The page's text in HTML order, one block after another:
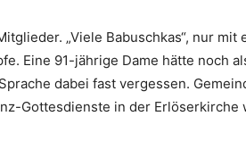
„Viele Babuschkas“, nur mit
Eine 91-jährige Dame hätte noch
dabei fast vergessen.
Gottesdienste in der Erlöserkirche